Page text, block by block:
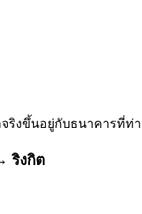
จริงขึ้นอยู่กับธนาคารที่ท่
ริงกิต